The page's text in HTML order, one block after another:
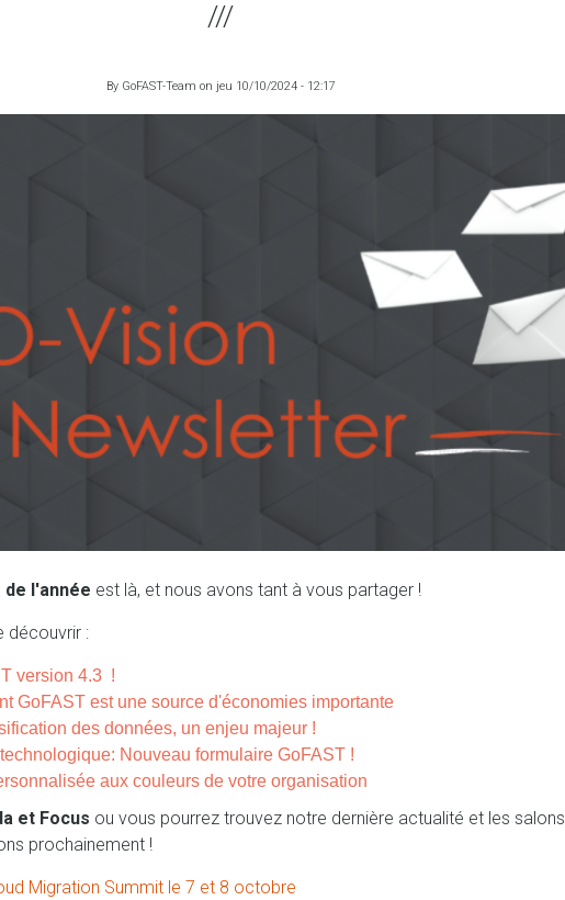
By GoFAST-Team on jeu 10/10/2024 - 12:17
l'année est là, et nous avons tant à vous partager !
découvrir :
version 4.3 !
GoFAST est une source d'économies importante
des données, un enjeu majeur !
: Nouveau formulaire GoFAST !
aux couleurs de votre organisation
et Focus ou vous pourrez trouvez notre dernière actualité et les salons
prochainement !
Migration Summit le 7 et 8 octobre